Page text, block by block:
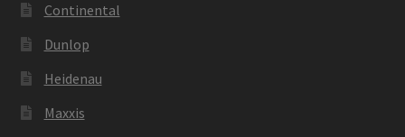
Continental
Dunlop
Heidenau
Maxxis